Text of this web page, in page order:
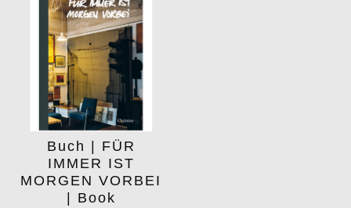
Buch | FÜR
IMMER IST
MORGEN VORBEI
| Book